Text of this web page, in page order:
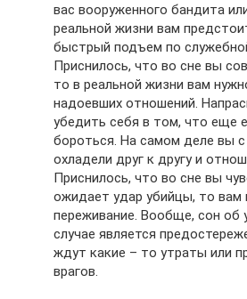
вас вооруженного бандита
реальной жизни вам
быстрый подъем по
Приснилось, что во сне вы
то в реальной жизни вам
надоевших отношений.
убедить себя в том, что еще
бороться. На самом деле вы
охладели друг к другу и
Приснилось, что во сне вы
ожидает удар убийцы, то вам
переживание. Вообще, сон об
случае является
ждут какие – то утраты или
врагов.